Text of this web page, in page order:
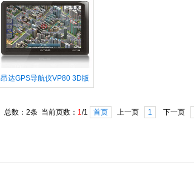
昂达GPS导航仪VP80 3D版
总数：2条 当前页数： 1/1 首页 上一页 1 下一页